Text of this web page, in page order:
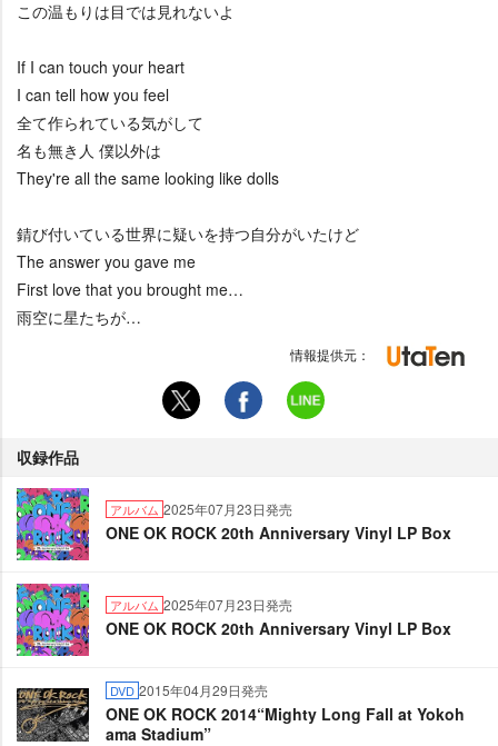
この温もりは目では見れないよ
If I can touch your heart
I can tell how you feel
全て作られている気がして
名も無き人 僕以外は
They're all the same looking like dolls
錆び付いている世界に疑いを持つ自分がいたけど
The answer you gave me
First love that you brought me…
雨空に星たちが…
情報提供元：
収録作品
アルバム 2025年07月23日発売
ONE OK ROCK 20th Anniversary Vinyl LP Box
アルバム 2025年07月23日発売
ONE OK ROCK 20th Anniversary Vinyl LP Box
DVD 2015年04月29日発売
ONE OK ROCK 2014“Mighty Long Fall at Yokoh
ama Stadium”